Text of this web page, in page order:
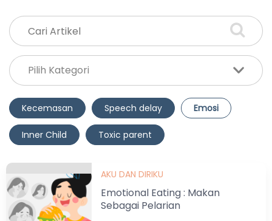
Kecemasan Speech delay Emosi
Inner Child Toxic parent
AKU DAN DIRIKU
Emotional Eating : Makan
Sebagai Pelarian